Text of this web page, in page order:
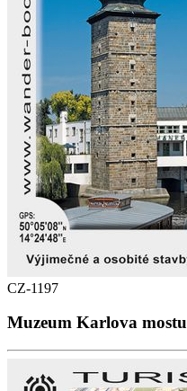
CZ-1197
Muzeum Karlova mostu